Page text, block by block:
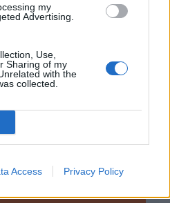
my
Advertising.
Use,
Sharing of my
with the
collected.
Access Privacy Policy
hírarchívumához
előfizetéses
tartalmazza: